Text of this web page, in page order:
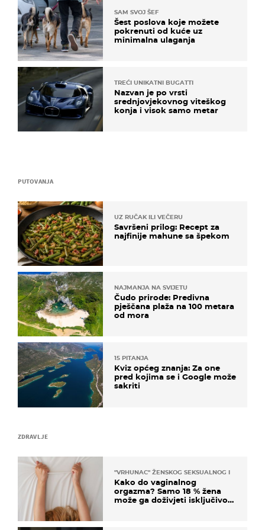
ZDRAVLJE
"VRHUNAC" ŽENSKOG SEKSUALNOG ISKUSTVA
Kako do vaginalnog
orgazma? Samo 18 % žena
može ga doživjeti isključivo
PUTOVANJA
UZ RUČAK ILI VEČERU
Savršeni prilog: Recept za
najfinije mahune sa špekom
NAJMANJA NA SVIJETU
Čudo prirode: Predivna
pješčana plaža na 100 metara
od mora
15 PITANJA
Kviz općeg znanja: Za one
pred kojima se i Google može
sakriti
SAM SVOJ ŠEF
Šest poslova koje možete
pokrenuti od kuće uz
minimalna ulaganja
TREĆI UNIKATNI BUGATTI
Nazvan je po vrsti
srednjovjekovnog viteškog
konja i visok samo metar